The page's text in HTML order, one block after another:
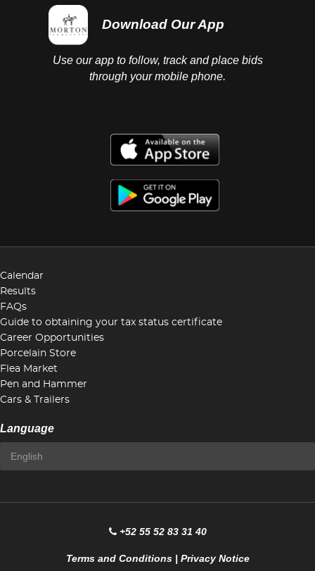
Download Our App
Use our app to follow, track and place bids
through your mobile phone.
Calendar
Results
FAQs
Guide to obtaining your tax status certificate
Career Opportunities
Porcelain Store
Flea Market
Pen and Hammer
Cars & Trailers
Language
+52 55 52 83 31 40
Terms and Conditions| Privacy Notice